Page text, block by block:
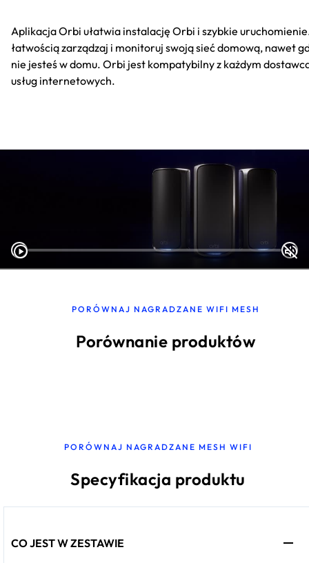
Aplikacja Orbi ułatwia instalację Orbi i szybkie
łatwością zarządzaj i monitoruj swoją sieć domową, nawet
nie jesteś w domu. Orbi jest kompatybilny z każdym
usług internetowych.
PORÓWNAJ NAGRADZANE WIFI MESH
Porównanie produktów
PORÓWNAJ NAGRADZANE MESH WIFI
Specyfikacja produktu
CO JEST W ZESTAWIE